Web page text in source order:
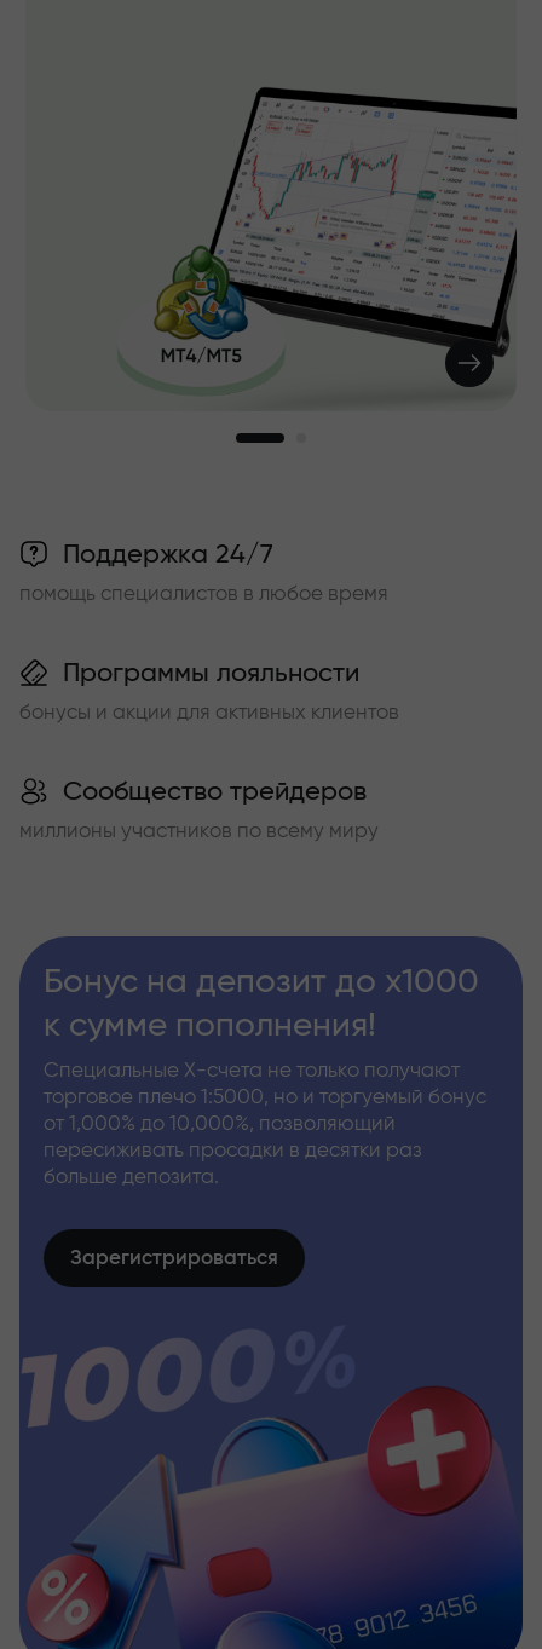
Поддержка 24/7
помощь специалистов в любое время
Программы лояльности
бонусы и акции для активных клиентов
Сообщество трейдеров
миллионы участников по всему миру
Бонус на депозит до х1000
к сумме пополнения!
Специальные Х-счета не только получают
торговое плечо 1:5000, но и торгуемый бонус
от 1,000% до 10,000%, позволяющий
пересиживать просадки в десятки раз
больше депозита.
Зарегистрироваться